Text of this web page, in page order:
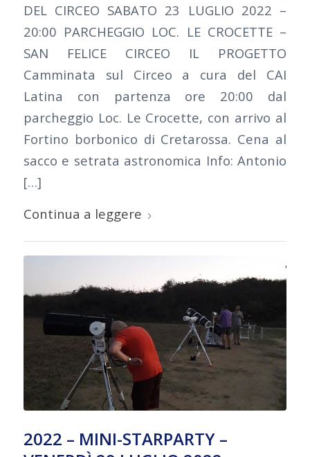
DEL CIRCEO SABATO 23 LUGLIO 2022 –
20:00 PARCHEGGIO LOC. LE CROCETTE –
SAN FELICE CIRCEO IL PROGETTO
Camminata sul Circeo a cura del CAI
Latina con partenza ore 20:00 dal
parcheggio Loc. Le Crocette, con arrivo al
Fortino borbonico di Cretarossa. Cena al
sacco e setrata astronomica Info: Antonio
[…]
Continua a leggere
2022 – MINI-STARPARTY –